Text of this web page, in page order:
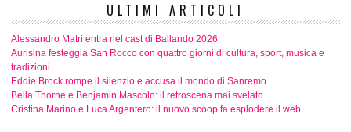
ULTIMI ARTICOLI
Alessandro Matri entra nel cast di Ballando 2026
Aurisina festeggia San Rocco con quattro giorni di cultura, sport, musica e
tradizioni
Eddie Brock rompe il silenzio e accusa il mondo di Sanremo
Bella Thorne e Benjamin Mascolo: il retroscena mai svelato
Cristina Marino e Luca Argentero: il nuovo scoop fa esplodere il web